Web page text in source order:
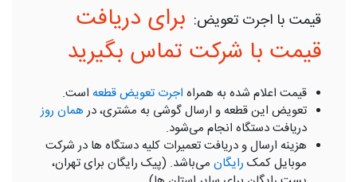
برای دریافت
قیمت با شرکت تماس بگیرید
قیمت اعلام شده به همراه اجرت تعویض قطعه است.
تعویض این قطعه و ارسال گوشی به مشتری، درهمان روز
دریافت دستگاه انجام می‌شود.
هزینه ارسال و دریافت تعمیرات کلیه دستگاه ها در شرکت
موبایل کمک رایگان می‌باشد. (پیک رایگان برای تهران،